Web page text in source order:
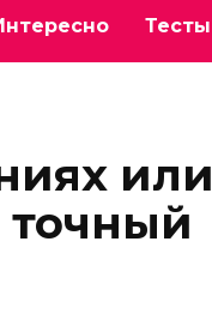
Тесты
или
точный